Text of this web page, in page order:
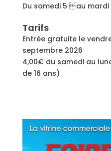
Du samedi 5 au mardi
Tarifs
Entrée gratuite le
septembre 2026
4,00€ du samedi au
de 16 ans)